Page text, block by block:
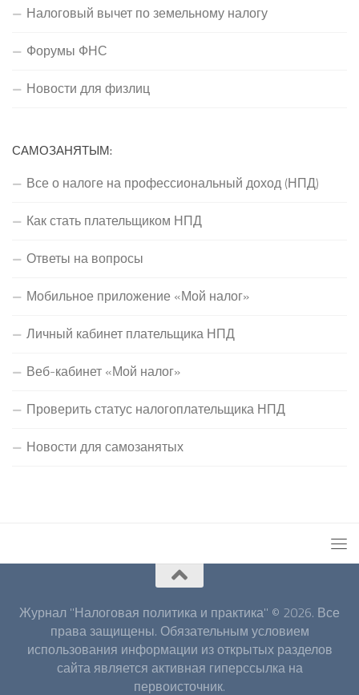
Налоговый вычет по земельному налогу
Форумы ФНС
Новости для физлиц
САМОЗАНЯТЫМ:
Все о налоге на профессиональный доход (НПД)
Как стать плательщиком НПД
Ответы на вопросы
Мобильное приложение «Мой налог»
Личный кабинет плательщика НПД
Веб-кабинет «Мой налог»
Проверить статус налогоплательщика НПД
Новости для самозанятых
Журнал "Налоговая политика и практика" © 2026. Все
права защищены. Обязательным условием
использования информации из открытых разделов
сайта является активная гиперссылка на
первоисточник.